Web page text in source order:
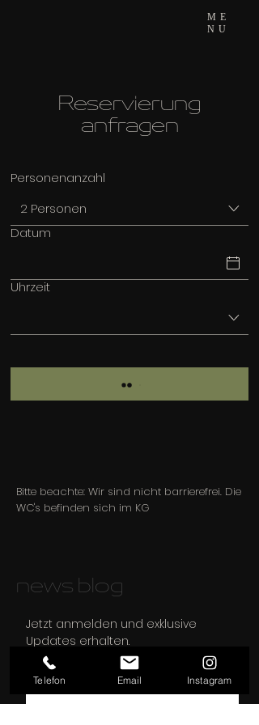
ME
NU
Reservierung
anfragen
Personenanzahl
2 Personen
Datum
Uhrzeit
Bitte beachte: Wir sind nicht barrierefrei. Die
WC's befinden sich im KG
news blog
Jetzt anmelden und exklusive
Updates erhalten.
E-Mail-Adresse eingeben
Telefon Email Instagram